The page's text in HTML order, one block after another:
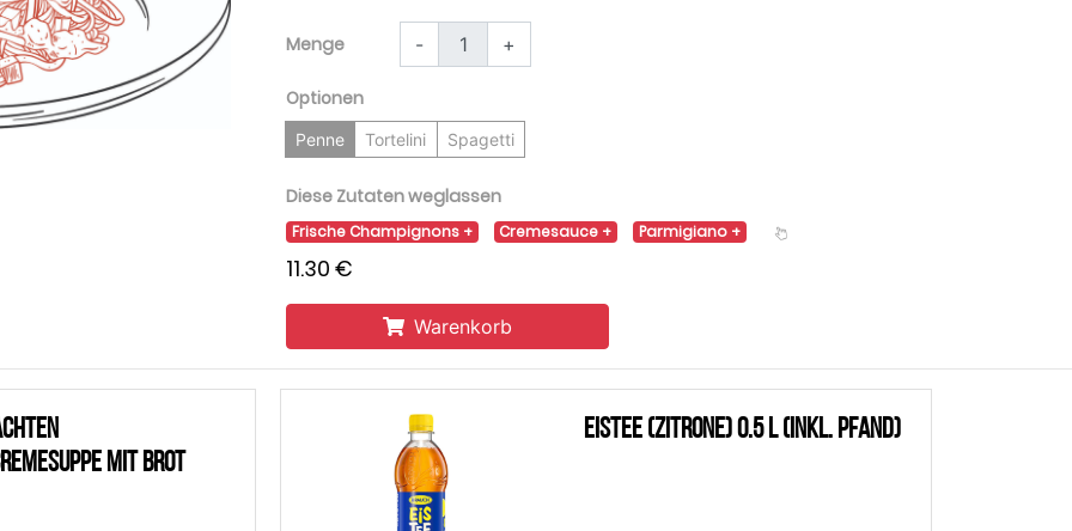
Menge - +
Optionen
Penne Tortelini Spagetti
Diese Zutaten weglassen
Frische Champignons Cremesauce Parmigiano
11.30 €
Warenkorb
mit Brot
Eistee (Zitrone) 0.5 L (inkl. Pfand)